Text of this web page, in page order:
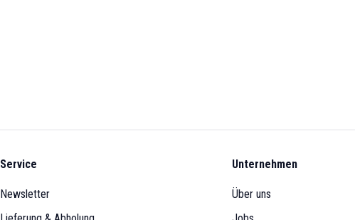
Service
Newsletter
Unternehmen
Über uns